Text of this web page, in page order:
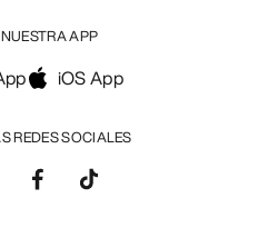
REDES SOCIALES
APP
iOS App